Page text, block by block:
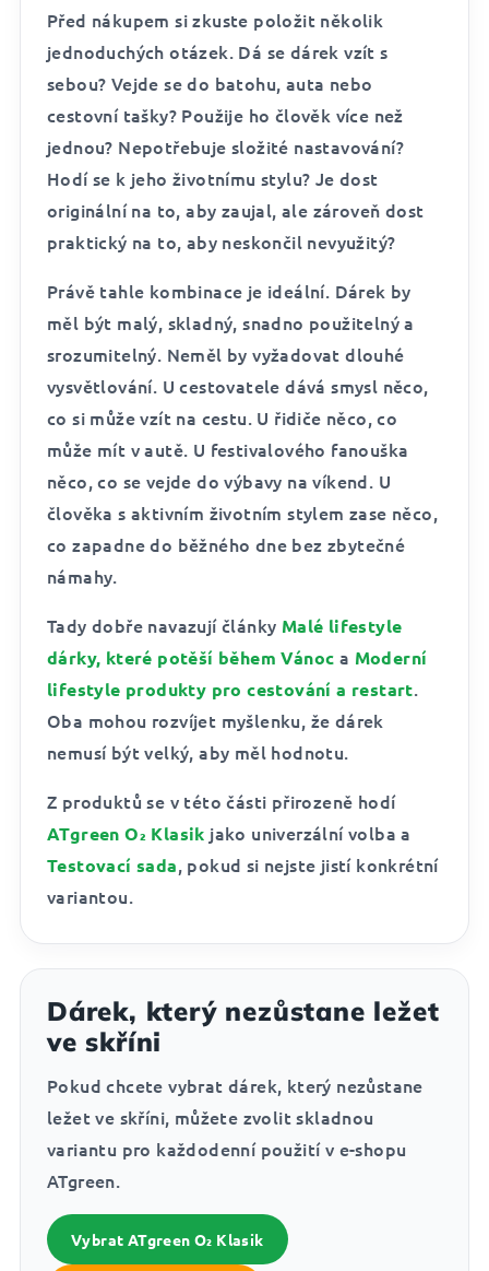
Před nákupem si zkuste položit několik
jednoduchých otázek. Dá se dárek vzít s
sebou? Vejde se do batohu, auta nebo
cestovní tašky? Použije ho člověk více než
jednou? Nepotřebuje složité nastavování?
Hodí se k jeho životnímu stylu? Je dost
originální na to, aby zaujal, ale zároveň dost
praktický na to, aby neskončil nevyužitý?
Právě tahle kombinace je ideální. Dárek by
měl být malý, skladný, snadno použitelný a
srozumitelný. Neměl by vyžadovat dlouhé
vysvětlování. U cestovatele dává smysl něco,
co si může vzít na cestu. U řidiče něco, co
může mít v autě. U festivalového fanouška
něco, co se vejde do výbavy na víkend. U
člověka s aktivním životním stylem zase něco,
co zapadne do běžného dne bez zbytečné
námahy.
Tady dobře navazují články Malé lifestyle
dárky, které potěší během Vánoc a Moderní
lifestyle produkty pro cestování a restart.
Oba mohou rozvíjet myšlenku, že dárek
nemusí být velký, aby měl hodnotu.
Z produktů se v této části přirozeně hodí
ATgreen O₂ Klasik jako univerzální volba a
Testovací sada, pokud si nejste jistí konkrétní
variantou.
Dárek, který nezůstane ležet
ve skříni
Pokud chcete vybrat dárek, který nezůstane
ležet ve skříni, můžete zvolit skladnou
variantu pro každodenní použití v e-shopu
ATgreen.
Vybrat ATgreen O₂ Klasik